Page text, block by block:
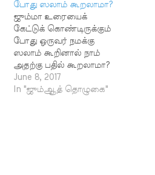
போது ஸலாம் கூறலாமா?
ஜும்மா உரையைக்
கேட்டுக் கொண்டிருக்கும்
போது ஒருவர் நமக்கு
ஸலாம் கூறினால் நாம்
அதற்கு பதில் கூறலாமா?
ஆர்.என் பதில் : 883حَدَّثَنَا
آدَمُ قَالَ حَدَّثَنَا ابْنُ أَبِي ذِئْبٍ
June 8, 2017
In "ஜும்ஆத் தொழுகை"